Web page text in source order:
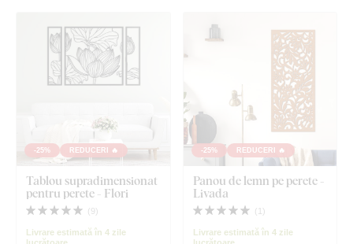
-25% REDUCERI 🔥
Tablou supradimensionat
pentru perete - Flori
( 9)
Livrare estimată în 4 zile
lucrătoare
-25% REDUCERI 🔥
Panou de lemn pe perete -
Livada
( 1 )
Livrare estimată în 4 zile
lucrătoare